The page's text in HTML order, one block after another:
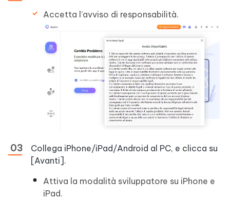
Accetta l’avviso di responsabilità.
Collega iPhone/iPad/Android al PC, e clicca su
[Avanti].
Attiva la modalità sviluppatore su iPhone e
iPad.